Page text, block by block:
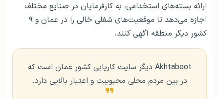
ارائه بسته‌های استخدامی، به کارفرمایان در صنایع مختلف
اجازه می‌دهد تا موقعیت‌های شغلی خالی را در عمان و ۹
کشور دیگر منطقه آگهی کنند.
Akhtaboot دیگر سایت کاریابی کشور عمان است که
در بین مردم محلی محبوبیت و اعتبار بالایی دارد.